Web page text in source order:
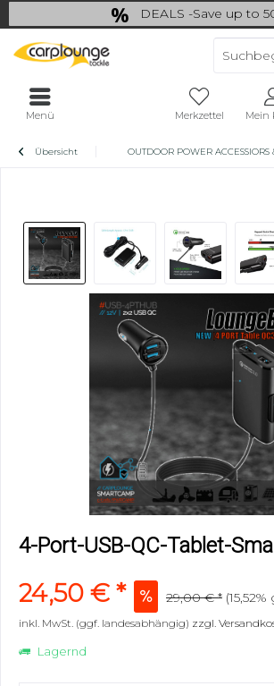
DEALS -Save up to
last Chance: ... if gone
Merkzettel Mein
Menü
Übersicht OUTDOOR POWER ACCESSIORS
4-Port-USB-QC-Tablet-
24,50 € * 29,00 € *
inkl. MwSt. (ggf. landesabhängig) zzgl.
Lagernd